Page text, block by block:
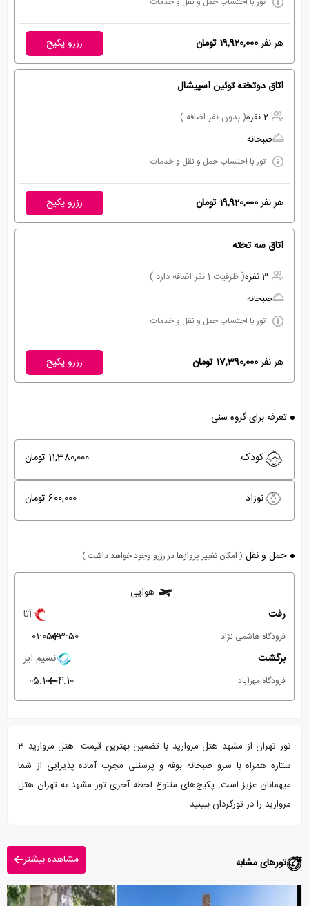
هر نفر19,920,000 تومان رزرو پکیج
اتاق دوتخته توئین اسپیشال
2 نفره
( بدون نفر اضافه )
صبحانه
تور با احتساب حمل و نقل و خدمات
هر نفر19,920,000 تومان رزرو پکیج
اتاق سه تخته
3 نفره
( ظرفیت 1 نفر اضافه دارد )
صبحانه
تور با احتساب حمل و نقل و خدمات
هر نفر17,390,000 تومان رزرو پکیج
تعرفه برای گروه سنی
کودک 11,380,000 تومان
نوزاد 600,000 تومان
حمل و نقل ( امکان تغییر پروازها در رزرو وجود خواهد داشت )
هوایی
رفت
آتا
فرودگاه هاشمی نژاد 23:50
01:05
برگشت
نسیم ایر
فرودگاه مهرآباد 04:10
05:10
تور تهران از مشهد هتل مروارید با تضمین بهترین قیمت. هتل مروارید 3
ستاره همراه با سرو صبحانه بوفه و پرسنلی مجرب آماده پذیرایی از شما
میهمانان عزیز است. پکیج‌های متنوع لحظه آخری تور مشهد به تهران هتل
مروارید را در تورگردان ببینید.
تورهای مشابه مشاهده بیشتر